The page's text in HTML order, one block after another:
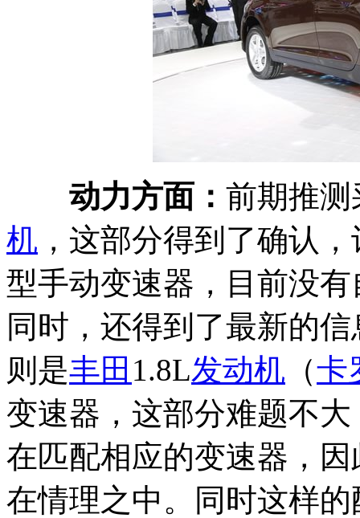
动力方面： 前期推
机 ，这部分得到了确认
型手动变速器，目前没
同时，还得到了最新的信
则是丰田 1.8L发动机 （卡
变速器，这部分难题不大
在匹配相应的变速器，因
在情理之中。同时这样